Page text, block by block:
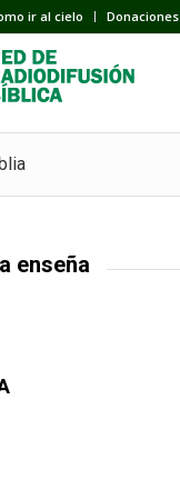
ir al cielo Donaciones
enseña